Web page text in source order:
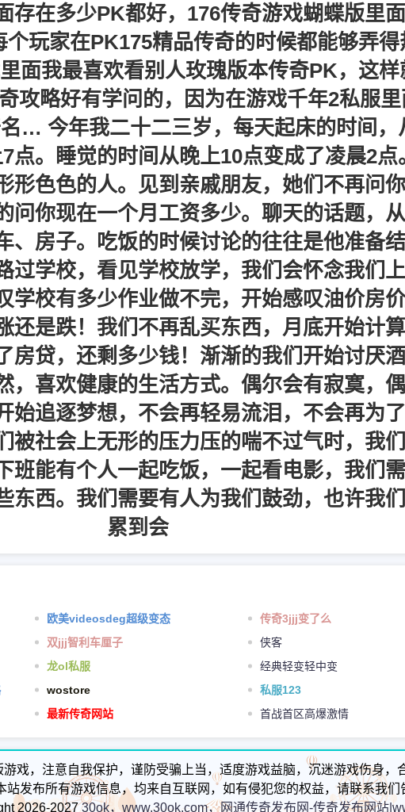
存在多少PK都好，176传奇游戏蝴蝶版里
玩家在PK175精品传奇的时候都能够弄得
面我最喜欢看别人玫瑰版本传奇PK，这样
攻略好有学问的，因为在游戏千年2私服
… 今年我二十二三岁，每天起床的时间，
点。睡觉的时间从晚上10点变成了凌晨2点
形色色的人。见到亲戚朋友，她们不再问
问你现在一个月工资多少。聊天的话题，
、房子。吃饭的时候讨论的往往是他准备结
过学校，看见学校放学，我们会怀念我们
学校有多少作业做不完，开始感叹油价房
还是跌！我们不再乱买东西，月底开始计
房贷，还剩多少钱！渐渐的我们开始讨厌酒
，喜欢健康的生活方式。偶尔会有寂寞，
始追逐梦想，不会再轻易流泪，不会再为
被社会上无形的压力压的喘不过气时，我
班能有个人一起吃饭，一起看电影，我们
东西。我们需要有人为我们鼓劲，也许我
累到会
欧美videosdeg超级变态
传奇3jjj变了么
双jjj智利车厘子
侠客
龙ol私服
经典轻变轻中变
wostore
私服123
最新传奇网站 首战首区高爆激情
游戏，注意自我保护，谨防受骗上当，适度游戏益脑，沉迷游戏伤身，
站发布所有游戏信息，均来自互联网，如有侵犯您的权益，请联系我们
2026-202730ok，www.30ok.com，网通传奇发布网-传奇发布网站